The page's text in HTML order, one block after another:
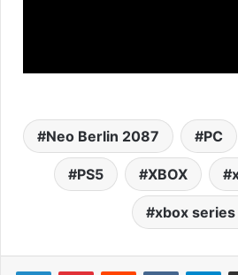
Neo Berlin 2087 PC
PS5 XBOX
xbox series